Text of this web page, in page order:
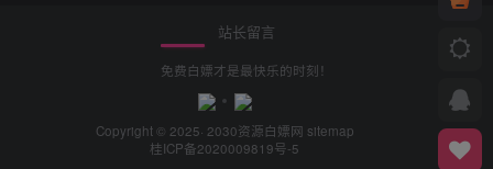
站长留言
免费白嫖才是最快乐的时刻！
Copyright © 2025· 2030资源白嫖网 sitemap
桂ICP备2020009819号-5